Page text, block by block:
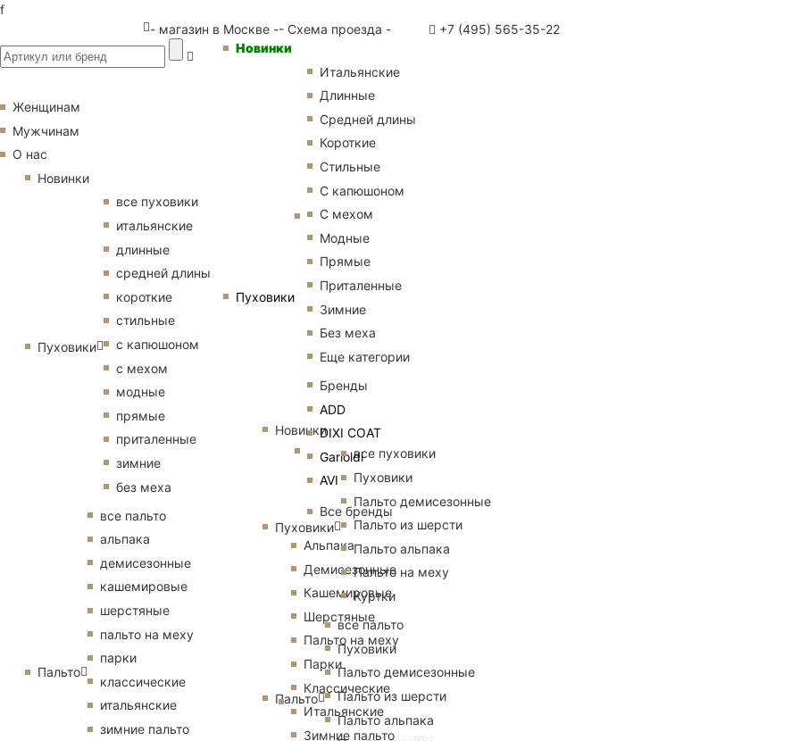
f
- магазин в Москве -- Схема проезда - +7 (495) 565-35-22
Новинки
Пуховики
Итальянские
Длинные
Средней длины
Короткие
Стильные
С капюшоном
С мехом
Модные
Прямые
Приталенные
Зимние
Без меха
Еще категории
Бренды
ADD
DIXI COAT
Garioldi
AVI
Все бренды
Альпака
Демисезонные
Кашемировые
Шерстяные
Пальто на меху
Парки
Классические
Итальянские
Зимние пальто
Женщинам
Мужчинам
О нас
Новинки
Пуховики
все пуховики
итальянские
длинные
средней длины
короткие
стильные
с капюшоном
с мехом
модные
прямые
приталенные
зимние
без меха
Пальто
все пальто
альпака
демисезонные
кашемировые
шерстяные
пальто на меху
парки
классические
итальянские
зимние пальто
Новинки
Пуховики
все пуховики
Пуховики
Пальто демисезонные
Пальто из шерсти
Пальто альпака
Пальто на меху
Куртки
Пальто
все пальто
Пуховики
Пальто демисезонные
Пальто из шерсти
Пальто альпака